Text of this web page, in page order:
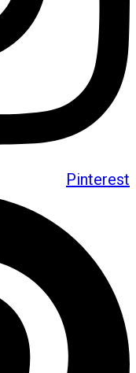
Pinterest